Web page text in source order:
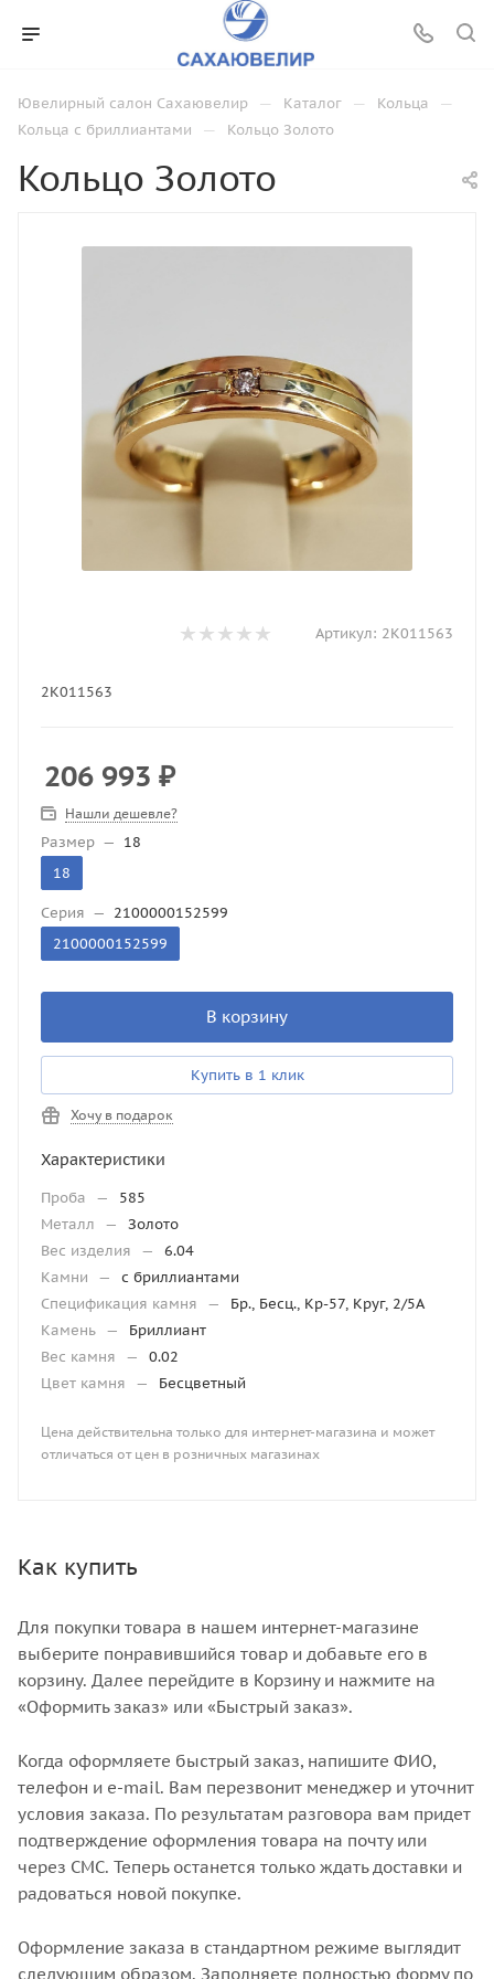
Ювелирный салон Сахаювелир — Каталог — Кольца —
Кольца с бриллиантами — Кольцо Золото
Кольцо Золото
Артикул: 2К011563
2К011563
206 993 ₽
Нашли дешевле?
Размер — 18
18
Серия — 2100000152599
2100000152599
В корзину
Купить в 1 клик
Хочу в подарок
Характеристики
Проба —
585
Металл
—
Золото
Вес изделия
—
6.04
Камни
—
с бриллиантами
Спецификация камня
—
Бр., Бесц., Кр-57, Круг, 2/5А
Камень —
Бриллиант
Вес камня
—
0.02
Цвет камня
— Бесцветный
Цена действительна только для интернет-магазина и может
отличаться от цен в розничных магазинах
Как купить
Для покупки товара в нашем интернет-магазине
выберите понравившийся товар и добавьте его в
корзину. Далее перейдите в Корзину и нажмите на
«Оформить заказ» или «Быстрый заказ».
Когда оформляете быстрый заказ, напишите ФИО,
телефон и e-mail. Вам перезвонит менеджер и уточнит
условия заказа. По результатам разговора вам придет
подтверждение оформления товара на почту или
через СМС. Теперь останется только ждать доставки и
радоваться новой покупке.
Оформление заказа в стандартном режиме выглядит
следующим образом. Заполняете полностью форму по